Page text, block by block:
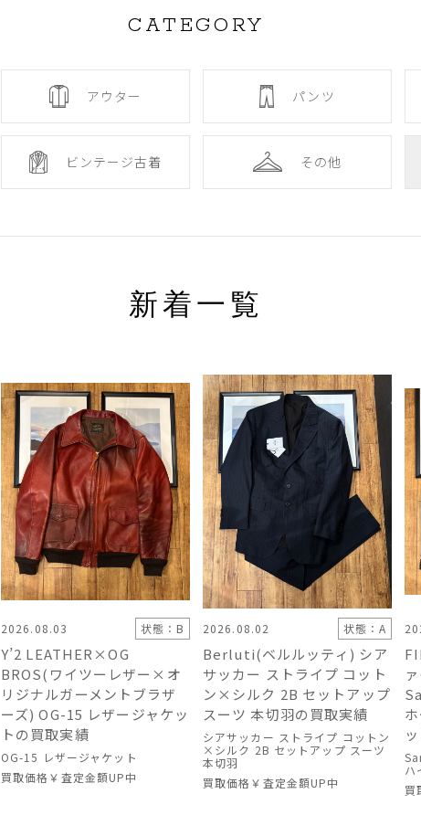
CATEGORY
アウター パンツ
ビンテージ古着 その他
新着一覧
2026.08.03 状態：B
Y’2 LEATHER×OG
BROS(ワイツーレザー×オ
リジナルガーメントブラザ
ーズ) OG-15 レザージャケッ
トの買取実績
OG-15 レザージャケット
買取価格 ￥査定金額UP中
2026.08.02 状態：A
Berluti(ベルルッティ) シア
サッカー ストライプ コット
ン×シルク 2B​ セットアップ
スーツ 本切羽の買取実績
シアサッカー ストライプ コットン
×シルク 2B​ セットアップ スーツ
本切羽
買取価格 ￥査定金額UP中
ハ
買